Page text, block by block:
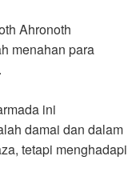
Ahronoth
menahan para
.
ini
damai dan dalam
tetapi menghadapi